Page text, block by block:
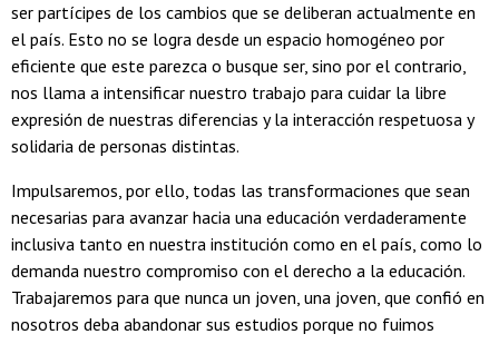
ser partícipes de los cambios que se deliberan actualmente en
el país. Esto no se logra desde un espacio homogéneo por
eficiente que este parezca o busque ser, sino por el contrario,
nos llama a intensificar nuestro trabajo para cuidar la libre
expresión de nuestras diferencias y la interacción respetuosa y
solidaria de personas distintas.
Impulsaremos, por ello, todas las transformaciones que sean
necesarias para avanzar hacia una educación verdaderamente
inclusiva tanto en nuestra institución como en el país, como lo
demanda nuestro compromiso con el derecho a la educación.
Trabajaremos para que nunca un joven, una joven, que confió en
nosotros deba abandonar sus estudios porque no fuimos